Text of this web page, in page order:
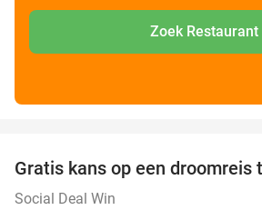
Zoek Restaurant
Gratis kans op een droomreis
Social Deal Win